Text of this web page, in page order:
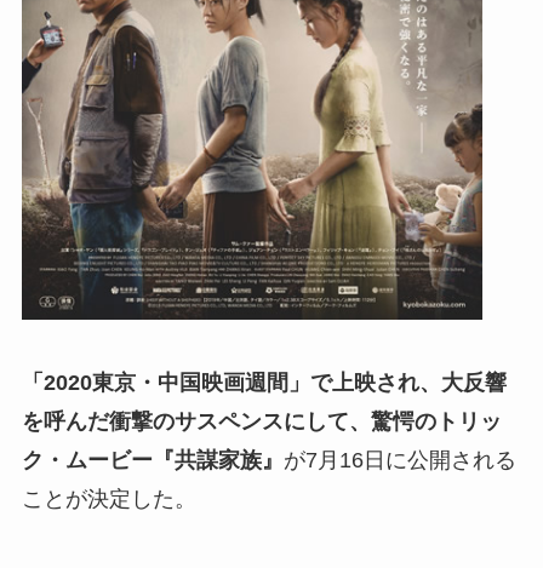
「2020東京・中国映画週間」で上映され、大反響
を呼んだ衝撃のサスペンスにして、驚愕のトリッ
ク・ムービー『共謀家族』 が7月16日に公開される
ことが決定した。